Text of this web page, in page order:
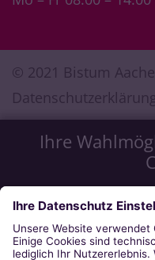
Ihre
Wir möchten Ihnen ein
bieten. Dazu
Funktionieren unserer
Zustimmung verwenden
externer Inhalte oder zu
© 2021 Bistum